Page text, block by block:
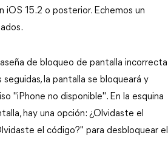
iOS 15.2 o posterior. Echemos un
de bloqueo de pantalla incorrecta
seguidas, la pantalla se bloqueará y
"iPhone no disponible". En la esquina
hay una opción: ¿Olvidaste el
el código?" para desbloquear el